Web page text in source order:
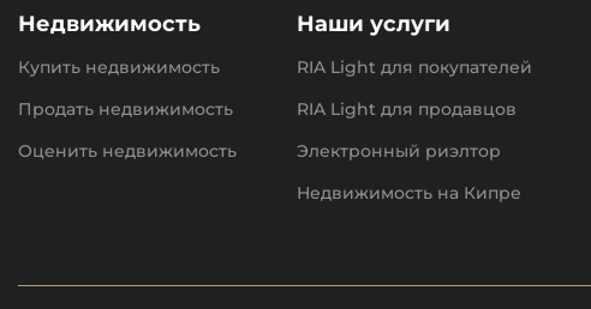
Недвижимость
Купить недвижимость
Продать недвижимость
Оценить недвижимость
Наши услуги
RIA Light для покупателей
RIA Light для продавцов
Электронный риэлтор
Недвижимость на Кипре